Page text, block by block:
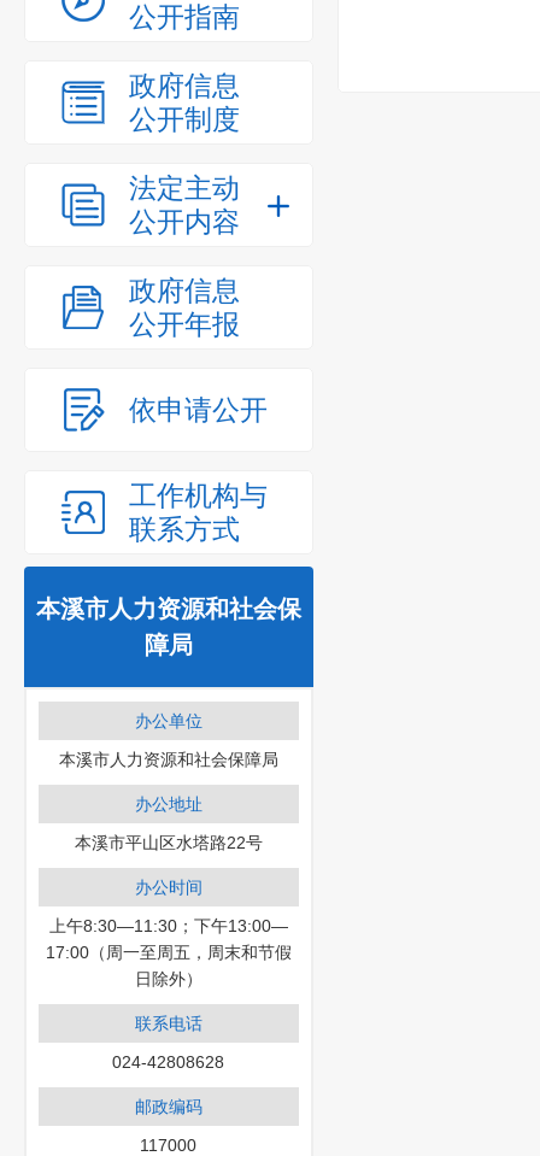
公开指南
政府信息
公开制度
法定主动
公开内容
政府信息
公开年报
依申请公开
工作机构与
联系方式
本溪市人力资源和社会保
障局
办公单位
本溪市人力资源和社会保障局
办公地址
本溪市平山区水塔路22号
办公时间
上午8:30—11:30；下午13:00—
17:00（周一至周五，周末和节假
日除外）
联系电话
024-42808628
邮政编码
117000